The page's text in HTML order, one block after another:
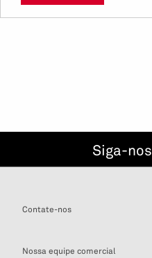
Siga-nos
Contate-nos
Nossa equipe comercial